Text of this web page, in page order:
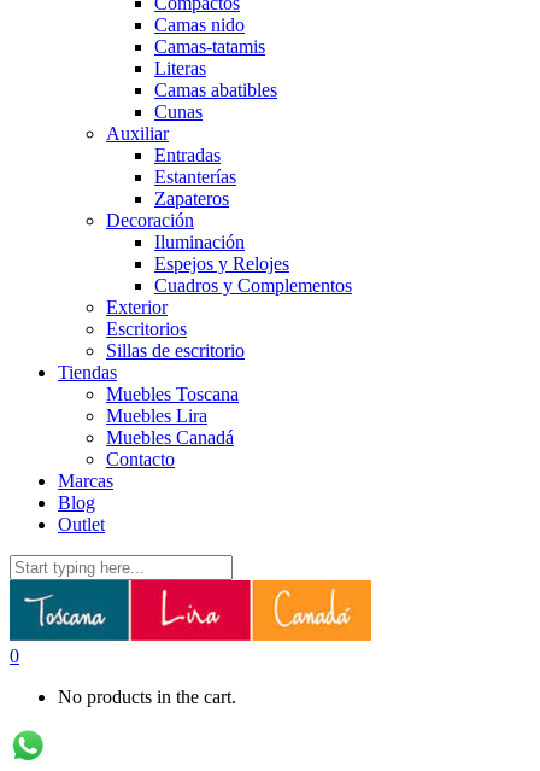
Camas nido
Camas-tatamis
Literas
Camas abatibles
Cunas
Auxiliar
Entradas
Estanterías
Zapateros
Decoración
Iluminación
Espejos y Relojes
Cuadros y Complementos
Exterior
Escritorios
Sillas de escritorio
Tiendas
Muebles Toscana
Muebles Lira
Muebles Canadá
Contacto
Marcas
Blog
Outlet
0
No products in the cart.